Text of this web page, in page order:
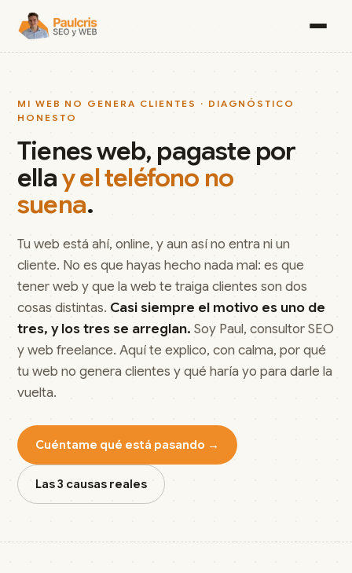
MI WEB NO GENERA CLIENTES · DIAGNÓSTICO
HONESTO
Tienes web, pagaste por
ellay el teléfono no
suena.
Tu web está ahí, online, y aun así no entra ni un
cliente. No es que hayas hecho nada mal: es que
tener web y que la web te traiga clientes son dos
cosas distintas. Casi siempre el motivo es uno de
tres, y los tres se arreglan. Soy Paul, consultor SEO
y web freelance. Aquí te explico, con calma, por qué
tu web no genera clientes y qué haría yo para darle la
vuelta.
Cuéntame qué está pasando →
Las 3 causas reales